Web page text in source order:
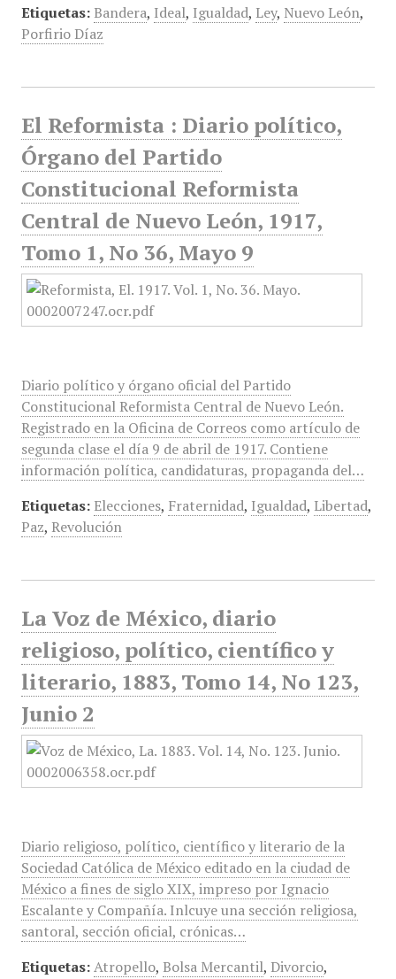
Etiquetas: Bandera, Ideal, Igualdad, Ley, Nuevo León,
Porfirio Díaz
El Reformista : Diario político,
Órgano del Partido
Constitucional Reformista
Central de Nuevo León, 1917,
Tomo 1, No 36, Mayo 9
Diario político y órgano oficial del Partido
Constitucional Reformista Central de Nuevo León.
Registrado en la Oficina de Correos como artículo de
segunda clase el día 9 de abril de 1917. Contiene
información política, candidaturas, propaganda del…
Etiquetas: Elecciones, Fraternidad, Igualdad, Libertad,
Paz, Revolución
La Voz de México, diario
religioso, político, científico y
literario, 1883, Tomo 14, No 123,
Junio 2
Diario religioso, político, científico y literario de la
Sociedad Católica de México editado en la ciudad de
México a fines de siglo XIX, impreso por Ignacio
Escalante y Compañía. Inlcuye una sección religiosa,
santoral, sección oficial, crónicas…
Etiquetas: Atropello, Bolsa Mercantil, Divorcio,